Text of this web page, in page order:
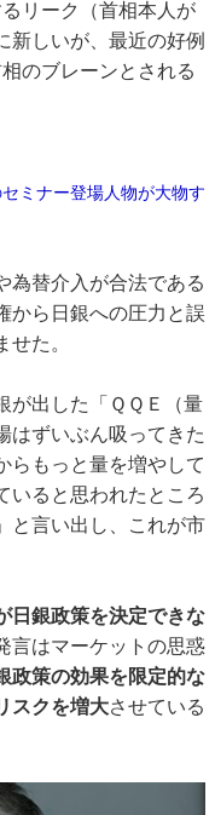
リーク（首相本人が
新しいが、最近の好例
のブレーンとされる
ミナー登場人物が大物す
替介入が合法である
から日銀への圧力と誤
た。
出した「ＱＱＥ（量
はずいぶん吸ってきた
らもっと量を増やして
いると思われたところ
と言い出し、これが市
日銀政策を決定できな
言はマーケットの思惑
政策の効果を限定的な
スクを増大させている